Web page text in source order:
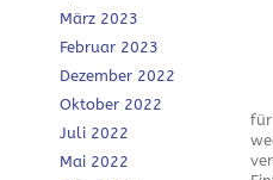
März 2023
Februar 2023
Dezember 2022
Oktober 2022
Juli 2022
Mai 2022
für